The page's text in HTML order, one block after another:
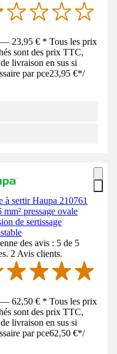
23,95 € * Tous les prix
sont des prix TTC,
livraison en sus si
par pce23,95 €*/
à sertir Haupa 210761
mm² pressage ovale
de sertissage
des avis : 5 de 5
2 Avis clients.
62,50 € * Tous les prix
sont des prix TTC,
livraison en sus si
par pce62,50 €*/